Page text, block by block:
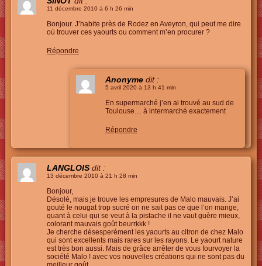
11 décembre 2010 à 6 h 26 min
Bonjour. J’habite près de Rodez en Aveyron, qui peut me dire
où trouver ces yaourts ou comment m’en procurer ?
Répondre
Anonyme dit :
5 avril 2020 à 13 h 41 min
En supermarché j’en ai trouvé au sud de
Toulouse… à intermarché exactement
Répondre
LANGLOIS dit :
13 décembre 2010 à 21 h 28 min
Bonjour,
Désolé, mais je trouve les empresures de Malo mauvais. J’ai
gouté le nougat trop sucré on ne sait pas ce que l’on mange,
quant à celui qui se veut à la pistache il ne vaut guère mieux,
colorant mauvais goût beurrkkk !
Je cherche désesperément les yaourts au citron de chez Malo
qui sont excellents mais rares sur les rayons. Le yaourt nature
est très bon aussi. Mais de grâce arrêter de vous fourvoyer la
société Malo ! avec vos nouvelles créations qui ne sont pas du